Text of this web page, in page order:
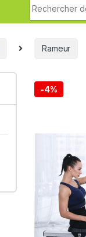
Rameur
-4%